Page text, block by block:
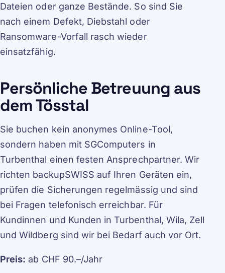
Dateien oder ganze Bestände. So sind Sie
nach einem Defekt, Diebstahl oder
Ransomware-Vorfall rasch wieder
einsatzfähig.
Persönliche Betreuung aus
dem Tösstal
Sie buchen kein anonymes Online-Tool,
sondern haben mit SGComputers in
Turbenthal einen festen Ansprechpartner. Wir
richten backupSWISS auf Ihren Geräten ein,
prüfen die Sicherungen regelmässig und sind
bei Fragen telefonisch erreichbar. Für
Kundinnen und Kunden in Turbenthal, Wila, Zell
und Wildberg sind wir bei Bedarf auch vor Ort.
Preis: ab CHF 90.–/Jahr